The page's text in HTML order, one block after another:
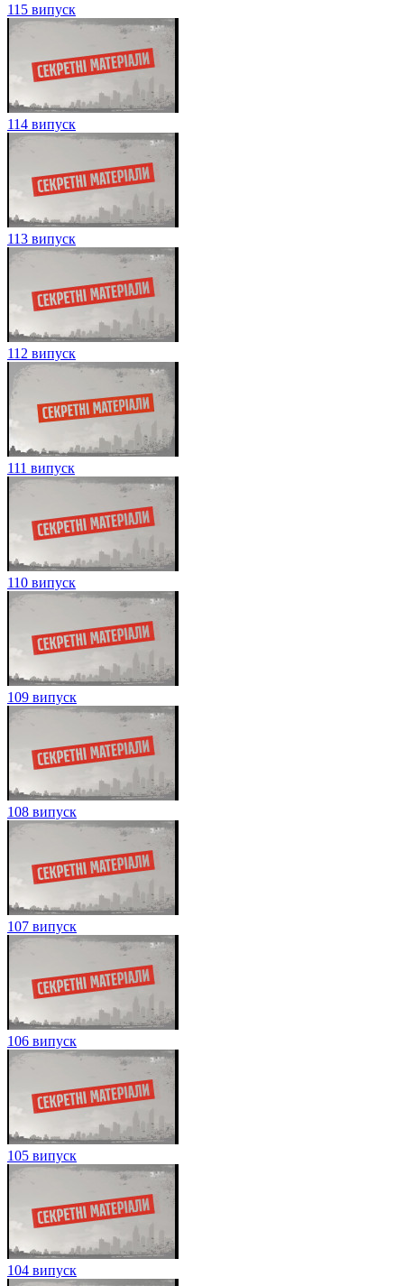
115 випуск
114 випуск
113 випуск
112 випуск
111 випуск
110 випуск
109 випуск
108 випуск
107 випуск
106 випуск
105 випуск
104 випуск